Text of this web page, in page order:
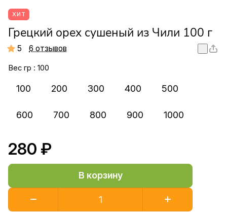
ХИТ
Грецкий орех сушеный из Чили 100 г
5 6 отзывов
Вес гр : 100
100 200 300 400 500
600 700 800 900 1000
280 ₽
В корзину